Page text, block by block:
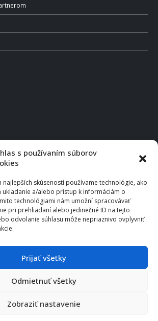
s používaním súborov
najlepších skúseností používame technológie, ako
ukladanie a/alebo prístup k informáciám o
technológiami nám umožní spracovávať
pri prehliadaní alebo jedinečné ID na tejto
odvolanie súhlasu môže nepriaznivo ovplyvniť
Prijať všetky
Odmietnuť všetky
Zobraziť nastavenie